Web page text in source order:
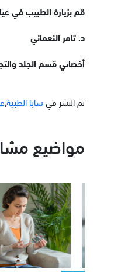
قم بزيارة الطبيب في عيادات
د. تامر النعماني
أخصائي قسم الجلد
تم النشر في سابا الطبية,
مواضيع